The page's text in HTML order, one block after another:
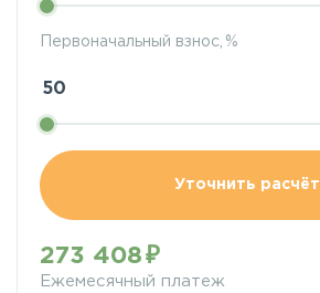
Первоначальный взнос, %
Уточнить расчёт
273 408
Ежемесячный платеж